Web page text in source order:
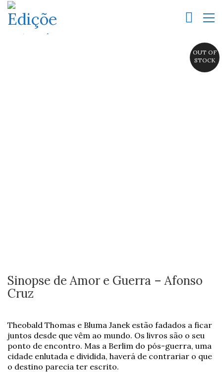
OUT OF
STOCK
Sinopse de Amor e Guerra – Afonso
Cruz
Theobald Thomas e Bluma Janek estão fadados a ficar
juntos desde que vêm ao mundo. Os livros são o seu
ponto de encontro. Mas a Berlim do pós-guerra, uma
cidade enlutada e dividida, haverá de contrariar o que
o destino parecia ter escrito.